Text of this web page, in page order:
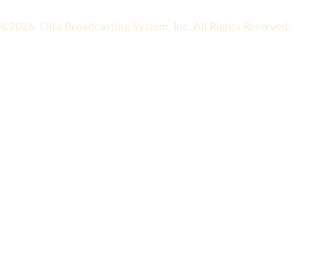
©2026 Oita Broadcasting System, Inc. All Rights Reserved.